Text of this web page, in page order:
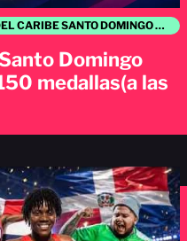
JUEGOS CENTROAMERICANOS Y DEL CARIBE SANTO DOMINGO 2026
Domingo
medallas(a las